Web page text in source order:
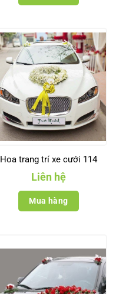
Hoa trang trí xe cưới 114
Liên hệ
Mua hàng